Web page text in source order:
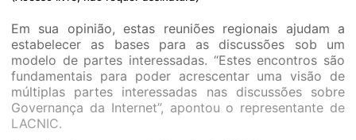
Em sua opinião, estas reuniões regionais ajudam a
estabelecer as bases para as discussões sob um
modelo de partes interessadas. “Estes encontros são
fundamentais para poder acrescentar uma visão de
múltiplas partes interessadas nas discussões sobre
Governança da Internet”, apontou o representante de
LACNIC.